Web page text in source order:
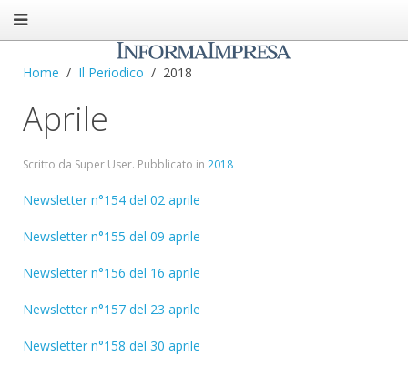
Home Il Periodico 2018
Aprile
Scritto da Super User. Pubblicato in 2018
Newsletter n°154 del 02 aprile
Newsletter n°155 del 09 aprile
Newsletter n°156 del 16 aprile
Newsletter n°157 del 23 aprile
Newsletter n°158 del 30 aprile